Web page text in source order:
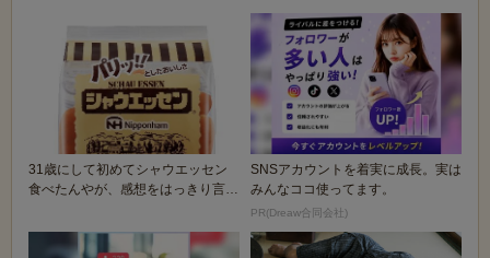
31歳にして初めてシャウエッセン
食べたんやが、感想をはっきり言う
SNSアカウントを着実に成長。実は
みんなココ使ってます。
PR(Dreaw合同会社)